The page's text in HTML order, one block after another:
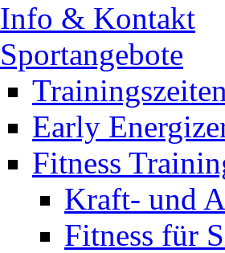
Info & Kontakt
Sportangebote
Early
Fitness
Kraft- und
Fitness für